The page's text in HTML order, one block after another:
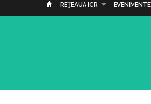
REŢEAUA ICR EVENIMENTE